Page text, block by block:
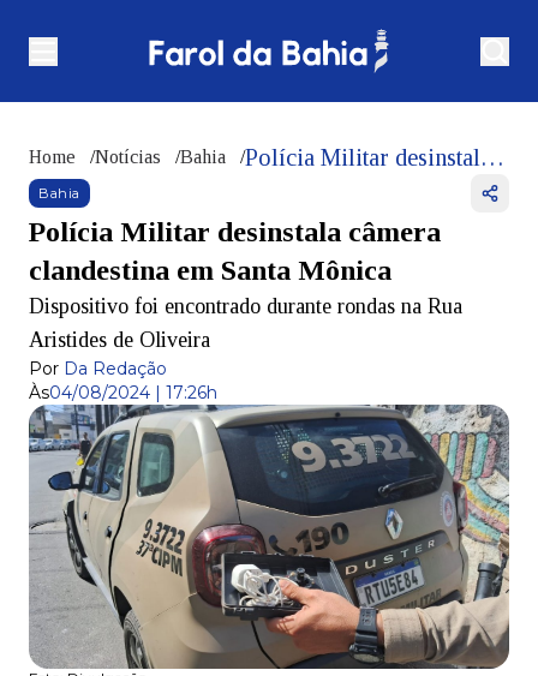
Home /Notícias /Bahia / Polícia Militar desinstala câmera clandestina em Santa Mônica
Bahia
Polícia Militar desinstala câmera
clandestina em Santa Mônica
Dispositivo foi encontrado durante rondas na Rua
Aristides de Oliveira
Por Da Redação
Às04/08/2024 | 17:26h